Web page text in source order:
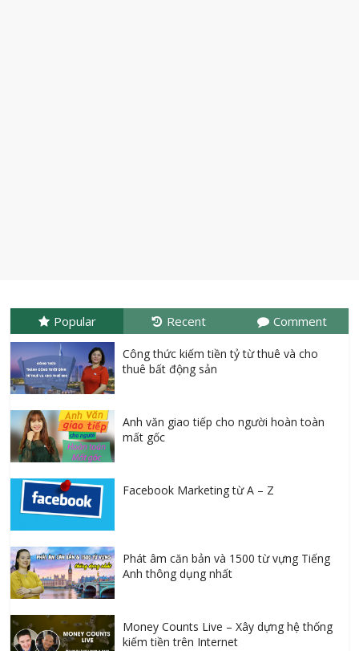
Popular Recent Comment
Công thức kiếm tiền tỷ từ thuê và cho
thuê bất động sản
Anh văn giao tiếp cho người hoàn toàn
mất gốc
Facebook Marketing từ A – Z
Phát âm căn bản và 1500 từ vựng Tiếng
Anh thông dụng nhất
Money Counts Live – Xây dựng hệ thống
kiếm tiền trên Internet